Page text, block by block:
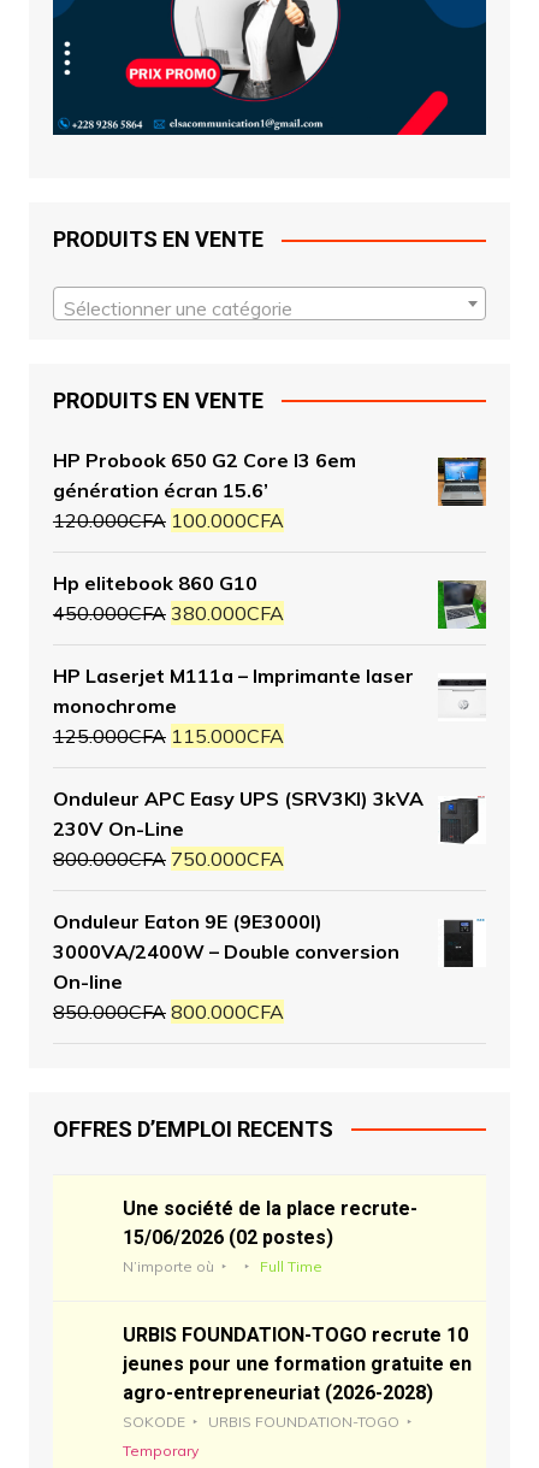
PRODUITS EN VENTE
Sélectionner une catégorie
PRODUITS EN VENTE
HP Probook 650 G2 Core I3 6em
génération écran 15.6’
120.000CFA 100.000CFA
Hp elitebook 860 G10
450.000CFA 380.000CFA
HP Laserjet M111a – Imprimante laser
monochrome
125.000CFA 115.000CFA
Onduleur APC Easy UPS (SRV3KI) 3kVA
230V On-Line
800.000CFA 750.000CFA
Onduleur Eaton 9E (9E3000I)
3000VA/2400W – Double conversion
On-line
850.000CFA 800.000CFA
OFFRES D’EMPLOI RECENTS
Une société de la place recrute-
15/06/2026 (02 postes)
N’importe où Full Time
URBIS FOUNDATION-TOGO recrute 10
jeunes pour une formation gratuite en
agro-entrepreneuriat (2026-2028)
SOKODE
URBIS FOUNDATION-TOGO
Temporary